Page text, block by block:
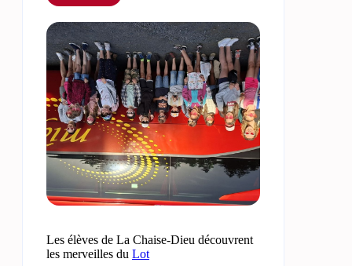
Les élèves de La Chaise-Dieu découvrent
les merveilles du Lot